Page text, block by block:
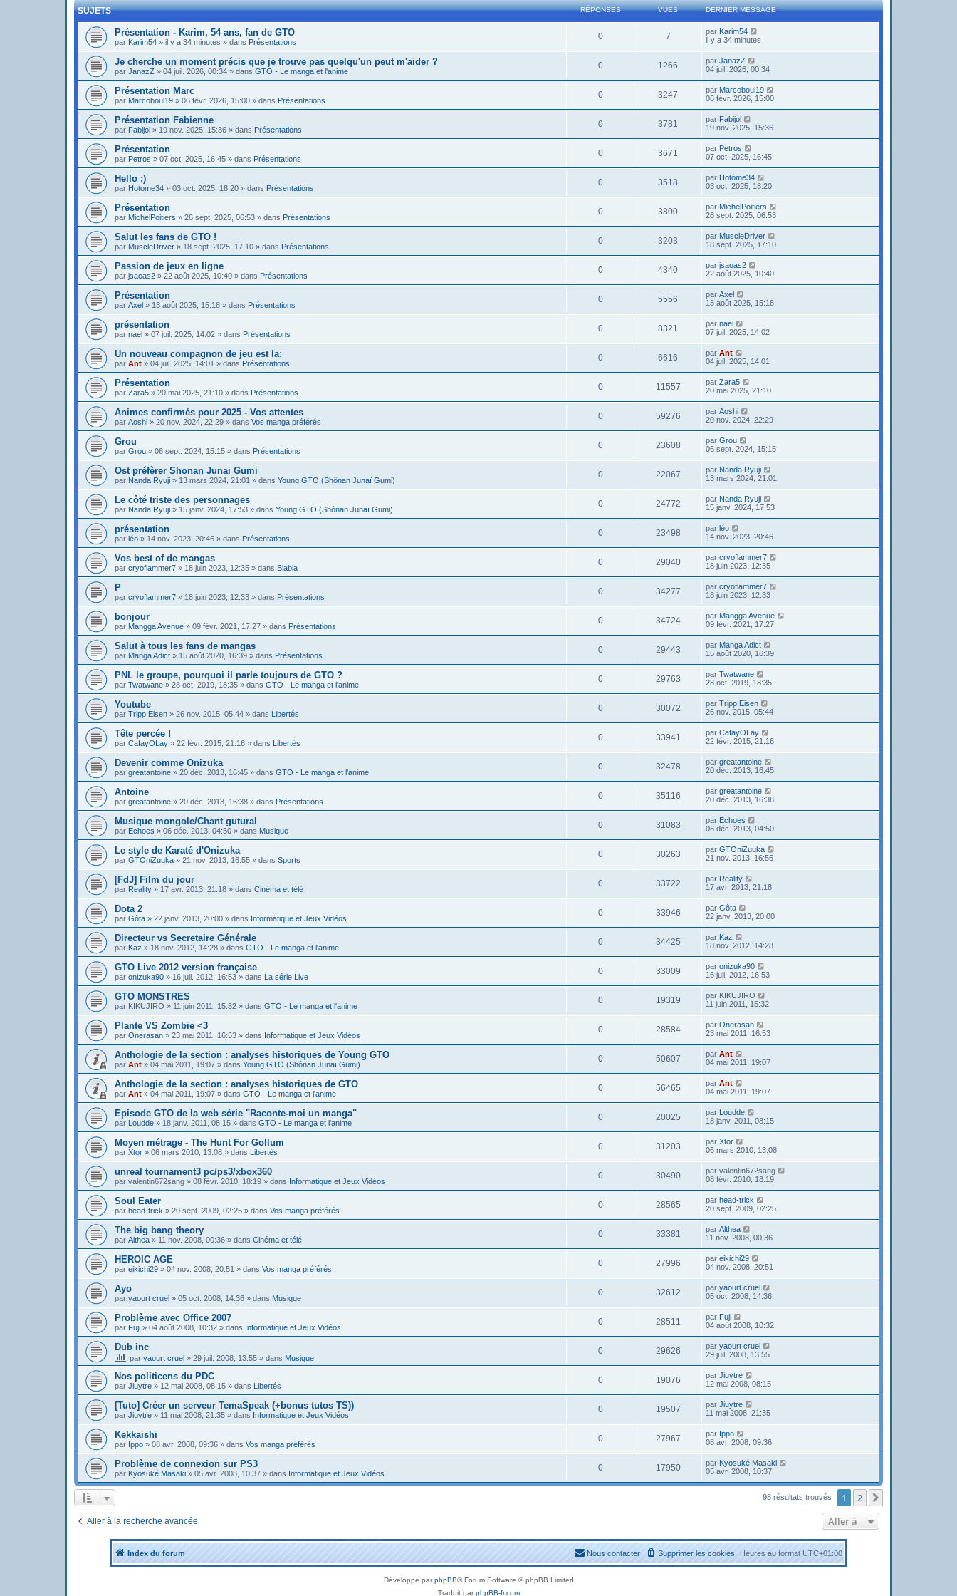
SUJETS RÉPONSES VUES DERNIER MESSAGE
Présentation - Karim, 54 ans, fan de GTO
par Karim54 » il y a 34 minutes » dans Présentations
0 7 par Karim54
il y a 34 minutes
Je cherche un moment précis que je trouve pas quelqu'un peut m'aider ?
par JanazZ » 04 juil. 2026, 00:34 » dans GTO - Le manga et l'anime
0 1266 par JanazZ
04 juil. 2026, 00:34
Présentation Marc
par Marcoboul19 » 06 févr. 2026, 15:00 » dans Présentations
0 3247 par Marcoboul19
06 févr. 2026, 15:00
Présentation Fabienne
par Fabijol » 19 nov. 2025, 15:36 » dans Présentations
0 3781 par Fabijol
19 nov. 2025, 15:36
Présentation
par Petros » 07 oct. 2025, 16:45 » dans Présentations
0 3671 par Petros
07 oct. 2025, 16:45
Hello :)
par Hotome34 » 03 oct. 2025, 18:20 » dans Présentations
0 3518 par Hotome34
03 oct. 2025, 18:20
Présentation
par MichelPoitiers » 26 sept. 2025, 06:53 » dans Présentations
0 3800 par MichelPoitiers
26 sept. 2025, 06:53
Salut les fans de GTO !
par MuscleDriver » 18 sept. 2025, 17:10 » dans Présentations
0 3203 par MuscleDriver
18 sept. 2025, 17:10
Passion de jeux en ligne
par jsaoas2 » 22 août 2025, 10:40 » dans Présentations
0 4340 par jsaoas2
22 août 2025, 10:40
Présentation
par Axel » 13 août 2025, 15:18 » dans Présentations
0 5556 par Axel
13 août 2025, 15:18
présentation
par nael » 07 juil. 2025, 14:02 » dans Présentations
0 8321 par nael
07 juil. 2025, 14:02
Un nouveau compagnon de jeu est la;
par Ant » 04 juil. 2025, 14:01 » dans Présentations
0 6616 par Ant
04 juil. 2025, 14:01
Présentation
par Zara5 » 20 mai 2025, 21:10 » dans Présentations
0 11557 par Zara5
20 mai 2025, 21:10
Animes confirmés pour 2025 - Vos attentes
par Aoshi » 20 nov. 2024, 22:29 » dans Vos manga préférés
0 59276 par Aoshi
20 nov. 2024, 22:29
Grou
par Grou » 06 sept. 2024, 15:15 » dans Présentations
0 23608 par Grou
06 sept. 2024, 15:15
Ost préfèrer Shonan Junai Gumi
par Nanda Ryuji » 13 mars 2024, 21:01 » dans Young GTO (Shônan Junaï Gumi)
0 22067 par Nanda Ryuji
13 mars 2024, 21:01
Le côté triste des personnages
par Nanda Ryuji » 15 janv. 2024, 17:53 » dans Young GTO (Shônan Junaï Gumi)
0 24772 par Nanda Ryuji
15 janv. 2024, 17:53
présentation
par léo » 14 nov. 2023, 20:46 » dans Présentations
0 23498 par léo
14 nov. 2023, 20:46
Vos best of de mangas
par cryoflammer7 » 18 juin 2023, 12:35 » dans Blabla
0 29040 par cryoflammer7
18 juin 2023, 12:35
P
par cryoflammer7 » 18 juin 2023, 12:33 » dans Présentations
0 34277 par cryoflammer7
18 juin 2023, 12:33
bonjour
par Mangga Avenue » 09 févr. 2021, 17:27 » dans Présentations
0 34724 par Mangga Avenue
09 févr. 2021, 17:27
Salut à tous les fans de mangas
par Manga Adict » 15 août 2020, 16:39 » dans Présentations
0 29443 par Manga Adict
15 août 2020, 16:39
PNL le groupe, pourquoi il parle toujours de GTO ?
par Twatwane » 28 oct. 2019, 18:35 » dans GTO - Le manga et l'anime
0 29763 par Twatwane
28 oct. 2019, 18:35
Youtube
par Tripp Eisen » 26 nov. 2015, 05:44 » dans Libertés
0 30072 par Tripp Eisen
26 nov. 2015, 05:44
Tête percée !
par CafayOLay » 22 févr. 2015, 21:16 » dans Libertés
0 33941 par CafayOLay
22 févr. 2015, 21:16
Devenir comme Onizuka
par greatantoine » 20 déc. 2013, 16:45 » dans GTO - Le manga et l'anime
0 32478 par greatantoine
20 déc. 2013, 16:45
Antoine
par greatantoine » 20 déc. 2013, 16:38 » dans Présentations
0 35116 par greatantoine
20 déc. 2013, 16:38
Musique mongole/Chant gutural
par Echoes » 06 déc. 2013, 04:50 » dans Musique
0 31083 par Echoes
06 déc. 2013, 04:50
Le style de Karaté d'Onizuka
par GTOniZuuka » 21 nov. 2013, 16:55 » dans Sports
0 30263 par GTOniZuuka
21 nov. 2013, 16:55
[FdJ] Film du jour
par Reality » 17 avr. 2013, 21:18 » dans Cinéma et télé
0 33722 par Reality
17 avr. 2013, 21:18
Dota 2
par Gôta » 22 janv. 2013, 20:00 » dans Informatique et Jeux Vidéos
0 33946 par Gôta
22 janv. 2013, 20:00
Directeur vs Secretaire Générale
par Kaz » 18 nov. 2012, 14:28 » dans GTO - Le manga et l'anime
0 34425 par Kaz
18 nov. 2012, 14:28
GTO Live 2012 version française
par onizuka90 » 16 juil. 2012, 16:53 » dans La série Live
0 33009 par onizuka90
16 juil. 2012, 16:53
GTO MONSTRES
par KIKUJIRO » 11 juin 2011, 15:32 » dans GTO - Le manga et l'anime
0 19319 par KIKUJIRO
11 juin 2011, 15:32
Plante VS Zombie <3
par Onerasan » 23 mai 2011, 16:53 » dans Informatique et Jeux Vidéos
0 28584 par Onerasan
23 mai 2011, 16:53
Anthologie de la section : analyses historiques de Young GTO
par Ant » 04 mai 2011, 19:07 » dans Young GTO (Shônan Junaï Gumi)
0 50607 par Ant
04 mai 2011, 19:07
Anthologie de la section : analyses historiques de GTO
par Ant » 04 mai 2011, 19:07 » dans GTO - Le manga et l'anime
0 56465 par Ant
04 mai 2011, 19:07
Episode GTO de la web série "Raconte-moi un manga"
par Loudde » 18 janv. 2011, 08:15 » dans GTO - Le manga et l'anime
0 20025 par Loudde
18 janv. 2011, 08:15
Moyen métrage - The Hunt For Gollum
par Xtor » 06 mars 2010, 13:08 » dans Libertés
0 31203 par Xtor
06 mars 2010, 13:08
unreal tournament3 pc/ps3/xbox360
par valentin672sang » 08 févr. 2010, 18:19 » dans Informatique et Jeux Vidéos
0 30490 par valentin672sang
08 févr. 2010, 18:19
Soul Eater
par head-trick » 20 sept. 2009, 02:25 » dans Vos manga préférés
0 28565 par head-trick
20 sept. 2009, 02:25
The big bang theory
par Althea » 11 nov. 2008, 00:36 » dans Cinéma et télé
0 33381 par Althea
11 nov. 2008, 00:36
HEROIC AGE
par eikichi29 » 04 nov. 2008, 20:51 » dans Vos manga préférés
0 27996 par eikichi29
04 nov. 2008, 20:51
Ayo
par yaourt cruel » 05 oct. 2008, 14:36 » dans Musique
0 32612 par yaourt cruel
05 oct. 2008, 14:36
Problème avec Office 2007
par Fuji » 04 août 2008, 10:32 » dans Informatique et Jeux Vidéos
0 28511 par Fuji
04 août 2008, 10:32
Dub inc
par yaourt cruel » 29 juil. 2008, 13:55 » dans Musique
0 29626 par yaourt cruel
29 juil. 2008, 13:55
Nos politicens du PDC
par Jiuytre » 12 mai 2008, 08:15 » dans Libertés
0 19076 par Jiuytre
12 mai 2008, 08:15
[Tuto] Créer un serveur TemaSpeak (+bonus tutos TS))
par Jiuytre » 11 mai 2008, 21:35 » dans Informatique et Jeux Vidéos
0 19507 par Jiuytre
11 mai 2008, 21:35
Kekkaishi
par Ippo » 08 avr. 2008, 09:36 » dans Vos manga préférés
0 27967 par Ippo
08 avr. 2008, 09:36
Problème de connexion sur PS3
par Kyosuké Masaki » 05 avr. 2008, 10:37 » dans Informatique et Jeux Vidéos
0 17950 par Kyosuké Masaki
05 avr. 2008, 10:37
98 résultats trouvés 1 2
Aller à la recherche avancée Aller à
Index du forum Heures au formatUTC+01:00
Supprimer les cookies
Nous contacter
Développé parphpBB® Forum Software © phpBB Limited
Traduit parphpBB-fr.com